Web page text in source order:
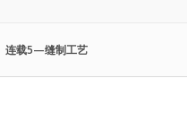
连载5—缝制工艺